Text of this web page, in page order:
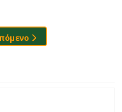
Για Μεγάλους
Άρθρο: Global Child